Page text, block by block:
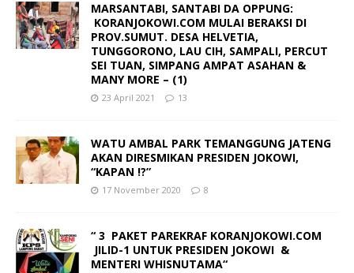
MARSANTABI, SANTABI DA OPPUNG:
KORANJOKOWI.COM MULAI BERAKSI DI
PROV.SUMUT. DESA HELVETIA,
TUNGGORONO, LAU CIH, SAMPALI, PERCUT
SEI TUAN, SIMPANG AMPAT ASAHAN &
MANY MORE – (1)
23 April 2021 13
WATU AMBAL PARK TEMANGGUNG JATENG
AKAN DIRESMIKAN PRESIDEN JOKOWI,
“KAPAN !?”
17 November 2020 8
“ 3 PAKET PAREKRAF KORANJOKOWI.COM
JILID-1 UNTUK PRESIDEN JOKOWI &
MENTERI WHISNUTAMA“